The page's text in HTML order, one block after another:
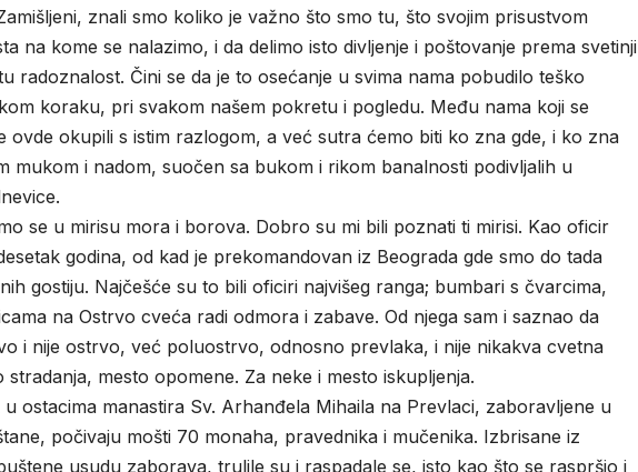
znali smo koliko je važno što smo tu, što svojim prisustvom
na kome se nalazimo, i da delimo isto divljenje i poštovanje prema svetinji
radoznalost. Čini se da je to osećanje u svima nama pobudilo teško
koraku, pri svakom našem pokretu i pogledu. Među nama koji se
ovde okupili s istim razlogom, a već sutra ćemo biti ko zna gde, i ko zna
mukom i nadom, suočen sa bukom i rikom banalnosti podivljalih u
se u mirisu mora i borova. Dobro su mi bili poznati ti mirisi. Kao oficir
godina, od kad je prekomandovan iz Beograda gde smo do tada
gostiju. Najčešće su to bili oficiri najvišeg ranga; bumbari s čvarcima,
na Ostrvo cveća radi odmora i zabave. Od njega sam i saznao da
i nije ostrvo, već poluostrvo, odnosno prevlaka, i nije nikakva cvetna
mesto opomene. Za neke i mesto iskupljenja.
ostacima manastira Sv. Arhanđela Mihaila na Prevlaci, zaboravljene u
počivaju mošti 70 monaha, pravednika i mučenika. Izbrisane iz
usudu zaborava, trulile su i raspadale se, isto kao što se raspršio i